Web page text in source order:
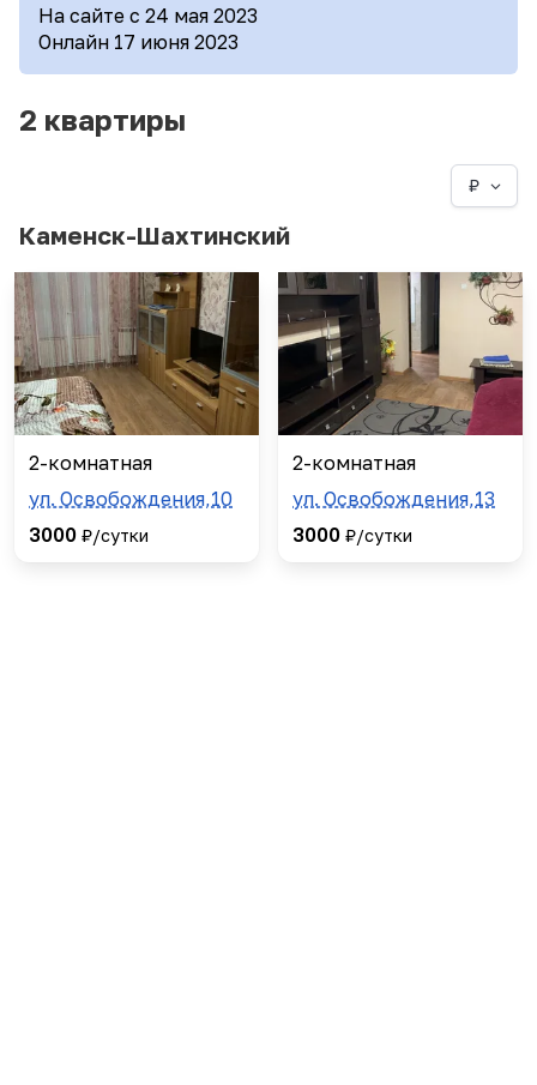
На сайте с 24 мая 2023
Онлайн 17 июня 2023
2 квартиры
₽
Каменск-Шахтинский
2-комнатная
ул. Освобождения,10
3000 ₽/сутки
2-комнатная
ул. Освобождения,13
3000 ₽/сутки